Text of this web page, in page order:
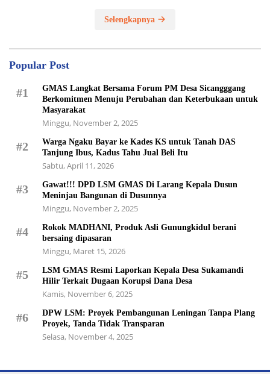
Selengkapnya
Popular Post
#1
GMAS Langkat Bersama Forum PM Desa Sicangggang
Berkomitmen Menuju Perubahan dan Keterbukaan untuk
Masyarakat
Minggu, November 2, 2025
#2
Warga Ngaku Bayar ke Kades KS untuk Tanah DAS
Tanjung Ibus, Kadus Tahu Jual Beli Itu
Sabtu, April 11, 2026
#3
Gawat!!! DPD LSM GMAS Di Larang Kepala Dusun
Meninjau Bangunan di Dusunnya
Minggu, November 2, 2025
#4
Rokok MADHANI, Produk Asli Gunungkidul berani
bersaing dipasaran
Minggu, Maret 15, 2026
#5
LSM GMAS Resmi Laporkan Kepala Desa Sukamandi
Hilir Terkait Dugaan Korupsi Dana Desa
Kamis, November 6, 2025
#6
DPW LSM: Proyek Pembangunan Leningan Tanpa Plang
Proyek, Tanda Tidak Transparan
Selasa, November 4, 2025